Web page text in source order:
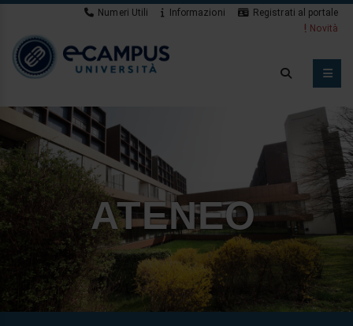
Numeri Utili Informazioni
Registrati al portale
Novità
ATENEO